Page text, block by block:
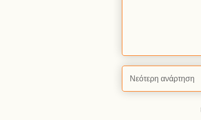
Νεότερη ανάρτηση